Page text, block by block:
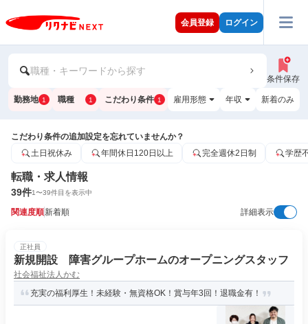
会員登録 ログイン
職種・キーワードから探す
条件保存
勤務地 1 職種 1 こだわり条件 1 雇用形態 年収 新着のみ
こだわり条件の追加設定を忘れていませんか？
土日祝休み
年間休日120日以上 完全週休2日制 学歴
転職・求人情報
39件1〜39件目を表示中
関連度順新着順 詳細表示
正社員
新規開設 障害グループホームのオープニングスタッフ
社会福祉法人かむ
充実の福利厚生！未経験・無資格OK！賞与年3回！退職金有！